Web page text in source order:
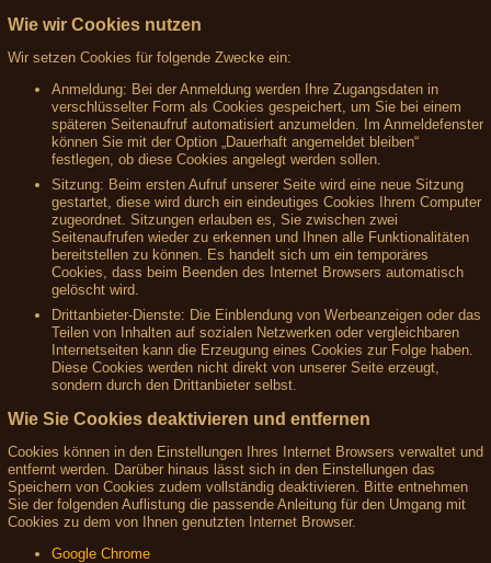
Wie wir Cookies nutzen
Wir setzen Cookies für folgende Zwecke ein:
Anmeldung: Bei der Anmeldung werden Ihre Zugangsdaten in
verschlüsselter Form als Cookies gespeichert, um Sie bei einem
späteren Seitenaufruf automatisiert anzumelden. Im Anmeldefenster
können Sie mit der Option „Dauerhaft angemeldet bleiben“
festlegen, ob diese Cookies angelegt werden sollen.
Sitzung: Beim ersten Aufruf unserer Seite wird eine neue Sitzung
gestartet, diese wird durch ein eindeutiges Cookies Ihrem Computer
zugeordnet. Sitzungen erlauben es, Sie zwischen zwei
Seitenaufrufen wieder zu erkennen und Ihnen alle Funktionalitäten
bereitstellen zu können. Es handelt sich um ein temporäres
Cookies, dass beim Beenden des Internet Browsers automatisch
gelöscht wird.
Drittanbieter-Dienste: Die Einblendung von Werbeanzeigen oder das
Teilen von Inhalten auf sozialen Netzwerken oder vergleichbaren
Internetseiten kann die Erzeugung eines Cookies zur Folge haben.
Diese Cookies werden nicht direkt von unserer Seite erzeugt,
sondern durch den Drittanbieter selbst.
Wie Sie Cookies deaktivieren und entfernen
Cookies können in den Einstellungen Ihres Internet Browsers verwaltet und
entfernt werden. Darüber hinaus lässt sich in den Einstellungen das
Speichern von Cookies zudem vollständig deaktivieren. Bitte entnehmen
Sie der folgenden Auflistung die passende Anleitung für den Umgang mit
Cookies zu dem von Ihnen genutzten Internet Browser.
Google Chrome